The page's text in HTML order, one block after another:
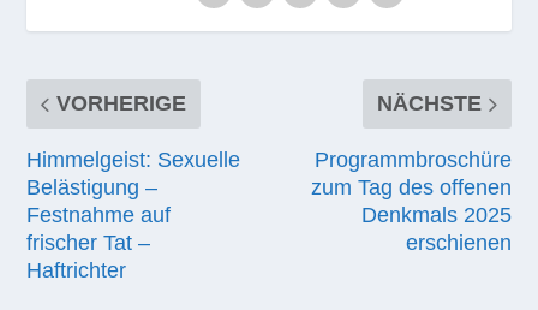
VORHERIGE
Himmelgeist: Sexuelle
Belästigung –
Festnahme auf
frischer Tat –
Haftrichter
NÄCHSTE
Programmbroschüre
zum Tag des offenen
Denkmals 2025
erschienen